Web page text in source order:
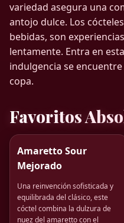
variedad asegura una
antojo dulce. Los
bebidas, son
lentamente. Entra en
indulgencia se
copa.
Favoritos
Amaretto Sour
Mejorado
Una reinvención sofisticada y
equilibrada del clásico, este
cóctel combina la dulzura de
nuez del amaretto con el